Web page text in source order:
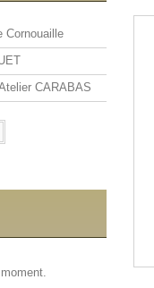
Cornouaille
CARABAS